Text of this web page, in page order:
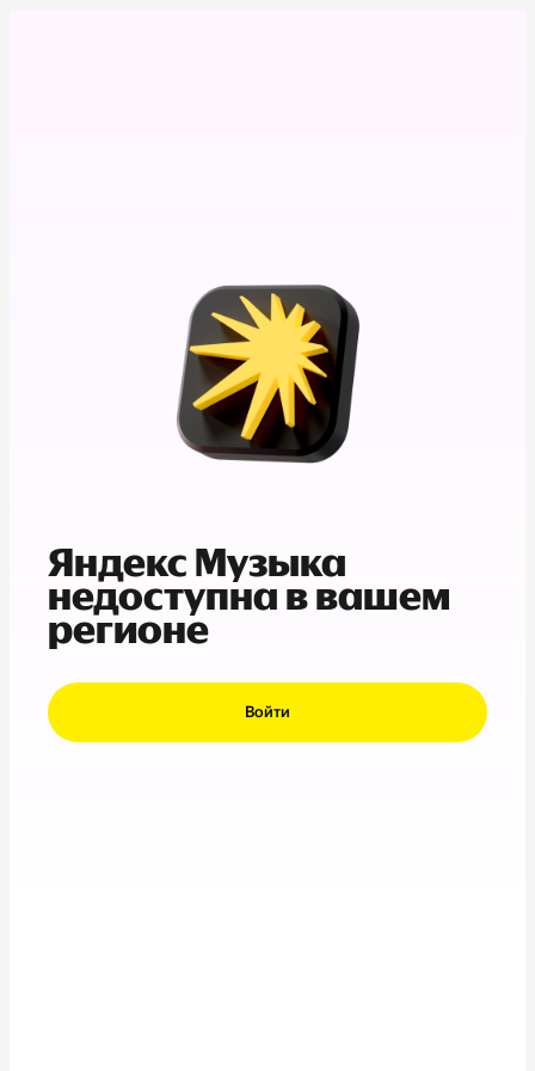
Яндекс Музыка
недоступна в вашем
регионе
Войти